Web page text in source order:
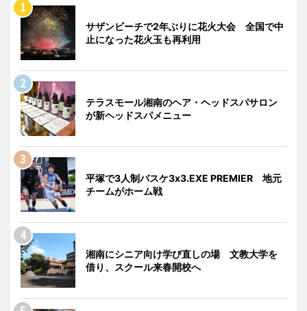
サザンビーチで2年ぶりに花火大会 全国で中
止になった花火玉も再利用
テラスモール湘南のヘア・ヘッドスパサロン
が新ヘッドスパメニュー
平塚で3人制バスケ3x3.EXE PREMIER 地元
チームがホーム戦
湘南にシニア向け学び直しの場 文教大学を
借り、スクール来春開校へ